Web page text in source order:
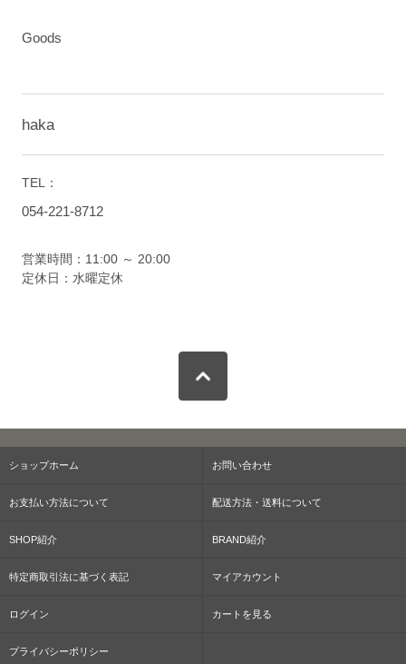
Goods
haka
TEL：
054-221-8712
営業時間：11:00 ～ 20:00
定休日：水曜定休
ショップホーム お問い合わせ
お支払い方法について 配送方法・送料について
SHOP紹介 BRAND紹介
特定商取引法に基づく表記 マイアカウント
ログイン カートを見る
プライバシーポリシー